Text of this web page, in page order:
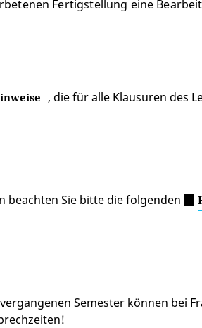
Fertigstellung eine
, die für alle Klausuren des
beachten Sie bitte die folgenden
Semester können bei